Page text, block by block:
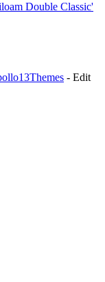
Double Classic'
- Edit